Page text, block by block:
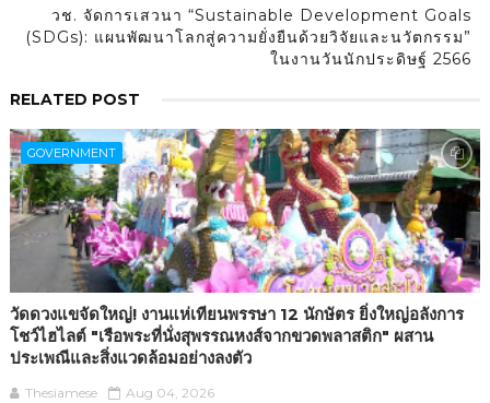
วช. จัดการเสวนา “Sustainable Development Goals
(SDGs): แผนพัฒนาโลกสู่ความยั่งยืนด้วยวิจัยและนวัตกรรม”
ในงานวันนักประดิษฐ์ 2566
RELATED POST
GOVERNMENT
วัดดวงแขจัดใหญ่! งานแห่เทียนพรรษา 12 นักษัตร ยิ่งใหญ่อลังการ
โชว์ไฮไลต์ "เรือพระที่นั่งสุพรรณหงส์จากขวดพลาสติก" ผสาน
ประเพณีและสิ่งแวดล้อมอย่างลงตัว
Thesiamese Aug 04, 2026